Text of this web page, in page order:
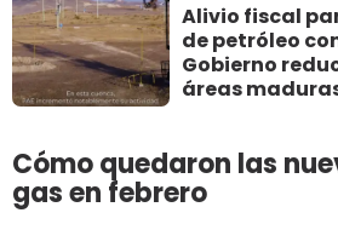
Alivio fiscal
de petróleo
Gobierno
áreas
Cómo quedaron las
gas en febrero